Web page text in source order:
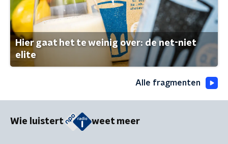
Hier gaat het te weinig over: de net-niet
elite
Alle fragmenten
Wie luistert weet meer